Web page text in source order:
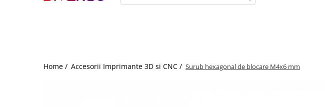
Home / Accesorii Imprimante 3D si CNC / Surub hexagonal de blocare M4x6 mm